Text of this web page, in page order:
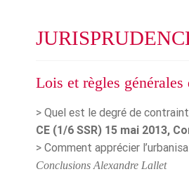
Lois et règles générales
> Quel est le degré de
CE (1/6 SSR) 15 mai 2013,
> Comment apprécier
Conclusions Alexandre Lallet